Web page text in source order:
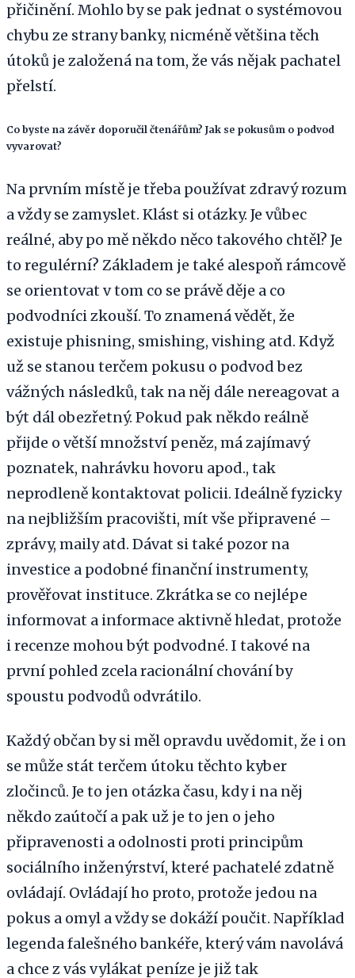
přičinění. Mohlo by se pak jednat o systémovou
chybu ze strany banky, nicméně většina těch
útoků je založená na tom, že vás nějak pachatel
přelstí.
Co byste na závěr doporučil čtenářům? Jak se pokusům o podvod
vyvarovat?
Na prvním místě je třeba používat zdravý rozum
a vždy se zamyslet. Klást si otázky. Je vůbec
reálné, aby po mě někdo něco takového chtěl? Je
to regulérní? Základem je také alespoň rámcově
se orientovat v tom co se právě děje a co
podvodníci zkouší. To znamená vědět, že
existuje phisning, smishing, vishing atd. Když
už se stanou terčem pokusu o podvod bez
vážných následků, tak na něj dále nereagovat a
být dál obezřetný. Pokud pak někdo reálně
přijde o větší množství peněz, má zajímavý
poznatek, nahrávku hovoru apod., tak
neprodleně kontaktovat policii. Ideálně fyzicky
na nejbližším pracovišti, mít vše připravené –
zprávy, maily atd. Dávat si také pozor na
investice a podobné finanční instrumenty,
prověřovat instituce. Zkrátka se co nejlépe
informovat a informace aktivně hledat, protože
i recenze mohou být podvodné. I takové na
první pohled zcela racionální chování by
spoustu podvodů odvrátilo.
Každý občan by si měl opravdu uvědomit, že i on
se může stát terčem útoku těchto kyber
zločinců. Je to jen otázka času, kdy i na něj
někdo zaútočí a pak už je to jen o jeho
připravenosti a odolnosti proti principům
sociálního inženýrství, které pachatelé zdatně
ovládají. Ovládají ho proto, protože jedou na
pokus a omyl a vždy se dokáží poučit. Například
legenda falešného bankéře, který vám navolává
a chce z vás vylákat peníze je již tak